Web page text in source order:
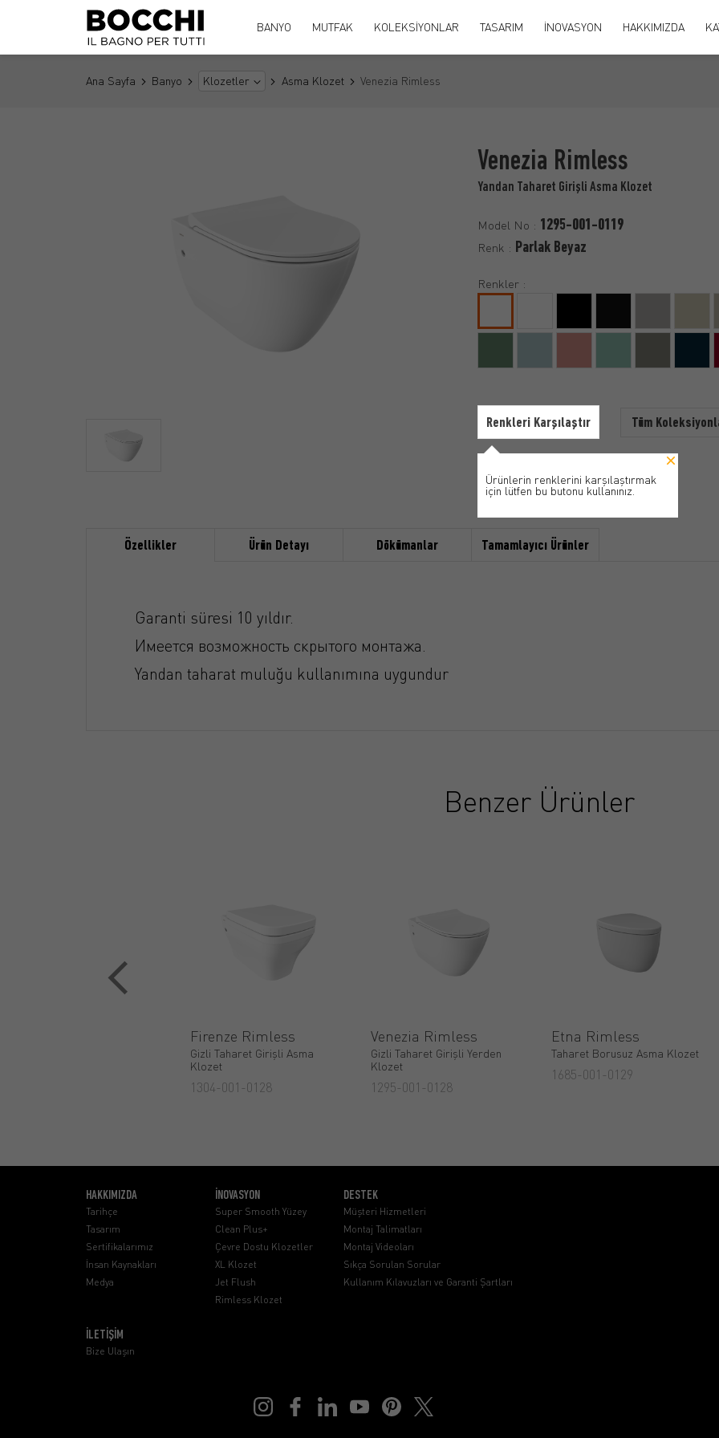
BANYO MUTFAK KOLEKSİYONLAR TASARIM İNOVASYON HAKKIMIZDA
Ana Sayfa Banyo Klozetler Asma Klozet Venezia Rimless
Venezia Rimless
Yandan Taharet Girişli Asma Klozet
Model No : 1295-001-0119
Renk : Parlak Beyaz
Renkler :
Renkleri Karşılaştır Tüm
Ürünlerin renklerini karşılaştırmak
için lütfen bu butonu kullanınız.
Özellikler Ürün Detayı Dökümanlar Tamamlayıcı Ürünler
Garanti süresi 10 yıldır.
Имеется возможность скрытого монтажа.
Yandan taharat muluğu kullanımına uygundur
Benzer Ürünler
Firenze Rimless
Gizli Taharet Girişli Asma
Klozet
1304-001-0128
Venezia Rimless
Gizli Taharet Girişli Yerden
Klozet
1295-001-0128
Etna Rimless
Taharet Borusuz Asma Klozet
1685-001-0129
HAKKIMIZDA
Tarihçe
Tasarım
Sertifikalarımız
İnsan Kaynakları
Medya
İNOVASYON
Super Smooth Yüzey
Clean Plus+
Çevre Dostu Klozetler
XL Klozet
Jet Flush
Rimless Klozet
DESTEK
Müşteri Hizmetleri
Montaj Talimatları
Montaj Videoları
Sıkça Sorulan Sorular
Kullanım Kılavuzları ve Garanti Şartları
İLETİŞİM
Bize Ulaşın